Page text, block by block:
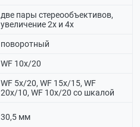
две пары стереообъективов,
увеличение 2х и 4х
поворотный
WF 10х/20
WF 5х/20, WF 15х/15, WF
20х/10, WF 10х/20 со шкалой
30,5 мм